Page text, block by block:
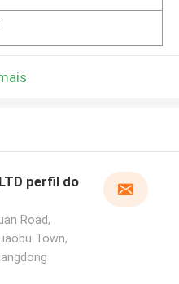
perfil do
Road,
Town,